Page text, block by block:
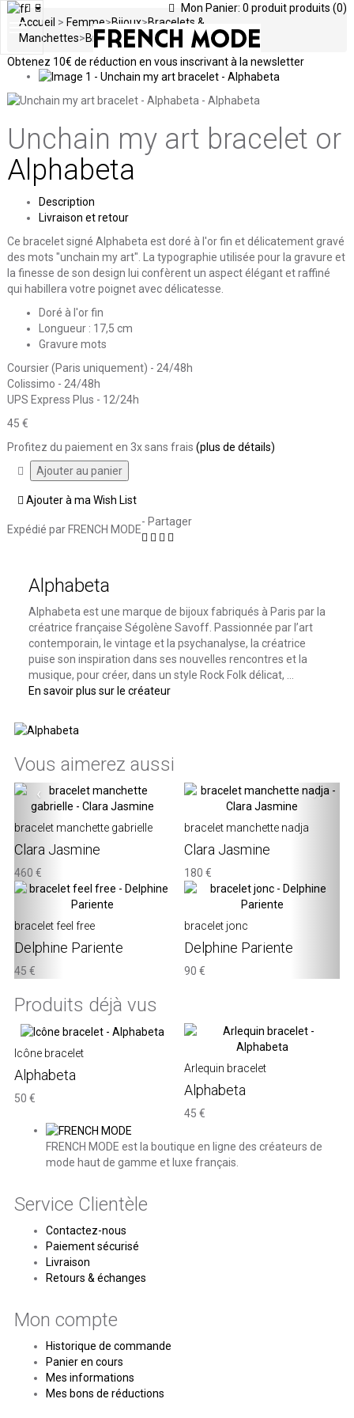
Mon Panier: 0 produitproduits (0)
Toggle
navigation
Obtenez 10€ de réduction en vous inscrivant à la newsletter
Accueil > Femme>Bijoux>Bracelets &
Manchettes>Bracelets> Unchain my art bracelet
Unchain my art bracelet or
Alphabeta
Description
Livraison et retour
Ce bracelet signé Alphabeta est doré à l'or fin et délicatement gravé
des mots "unchain my art". La typographie utilisée pour la gravure et
la finesse de son design lui confèrent un aspect élégant et raffiné
qui habillera votre poignet avec délicatesse.
Doré à l'or fin
Longueur : 17,5 cm
Gravure mots
Coursier (Paris uniquement) - 24/48h
Colissimo - 24/48h
UPS Express Plus - 12/24h
45 €
Profitez du paiement en 3x sans frais (plus de détails)
Ajouter à ma Wish List
Expédié par FRENCH MODE
- Partager
Alphabeta
Alphabeta est une marque de bijoux fabriqués à Paris par la
créatrice française Ségolène Savoff. Passionnée par l’art
contemporain, le vintage et la psychanalyse, la créatrice
puise son inspiration dans ses nouvelles rencontres et la
musique, pour créer, dans un style Rock Folk délicat, ...
En savoir plus sur le créateur
Vous aimerez aussi
‹ ›
bracelet manchette gabrielle
Clara Jasmine
460 €
bracelet manchette nadja
Clara Jasmine
180 €
bracelet feel free
Delphine Pariente
45 €
bracelet jonc
Delphine Pariente
90 €
Produits déjà vus
Icône bracelet
Alphabeta
50 €
Arlequin bracelet
Alphabeta
45 €
FRENCH MODE est la boutique en ligne des créateurs de
mode haut de gamme et luxe français.
Service Clientèle
Contactez-nous
Paiement sécurisé
Livraison
Retours & échanges
Mon compte
Historique de commande
Panier en cours
Mes informations
Mes bons de réductions